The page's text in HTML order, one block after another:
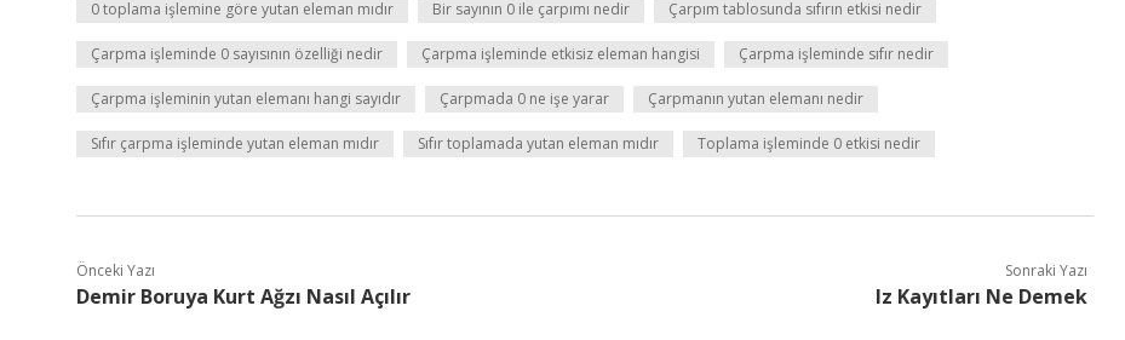
0 toplama işlemine göre yutan eleman mıdır Bir sayının 0 ile çarpımı nedir Çarpım tablosunda sıfırın etkisi nedir
Çarpma işleminde 0 sayısının özelliği nedir Çarpma işleminde etkisiz eleman hangisi Çarpma işleminde sıfır nedir
Çarpma işleminin yutan elemanı hangi sayıdır Çarpmada 0 ne işe yarar Çarpmanın yutan elemanı nedir
Sıfır çarpma işleminde yutan eleman mıdır Sıfır toplamada yutan eleman mıdır Toplama işleminde 0 etkisi nedir
Önceki Yazı
Demir Boruya Kurt Ağzı Nasıl Açılır
Sonraki Yazı
Iz Kayıtları Ne Demek